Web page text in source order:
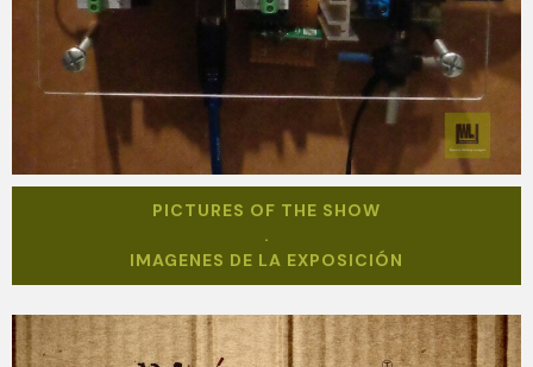
PICTURES OF THE SHOW
.
IMAGENES DE LA EXPOSICIÓN